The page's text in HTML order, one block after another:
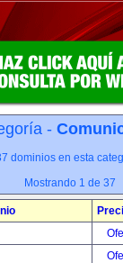
-
dominios en esta
Mostrando 1 de 37